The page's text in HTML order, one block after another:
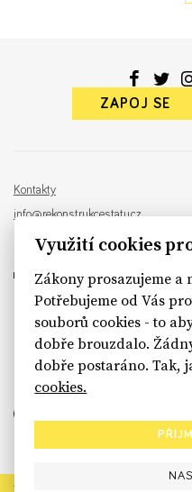
ZAPOJ SE
Kontakty
info@rekonstrukcestatu.cz
Návrh a vývoj: Sinfin , ilustrace:
sinfin.digital
Využití cookies
Zákony prosazujeme a
Potřebujeme od Vás
souborů cookies - to
dobře brouzdalo.
dobře postaráno. Tak,
cookies.